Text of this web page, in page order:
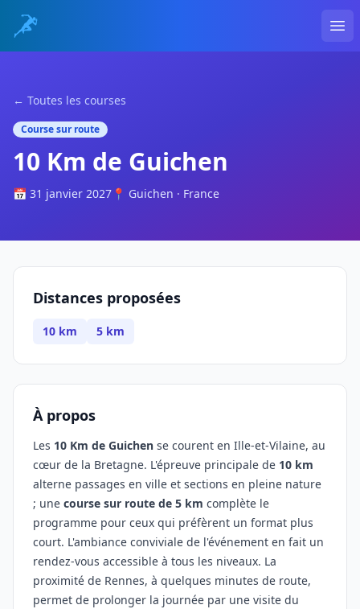
← Toutes les courses
Course sur route
10 Km de Guichen
📅 31 janvier 2027 📍 Guichen · France
Distances proposées
10 km 5 km
À propos
Les 10 Km de Guichen se courent en Ille-et-Vilaine, au
cœur de la Bretagne. L'épreuve principale de 10 km
alterne passages en ville et sections en pleine nature
; une course sur route de 5 km complète le
programme pour ceux qui préfèrent un format plus
court. L'ambiance conviviale de l'événement en fait un
rendez-vous accessible à tous les niveaux. La
proximité de Rennes, à quelques minutes de route,
permet de prolonger la journée par une visite du